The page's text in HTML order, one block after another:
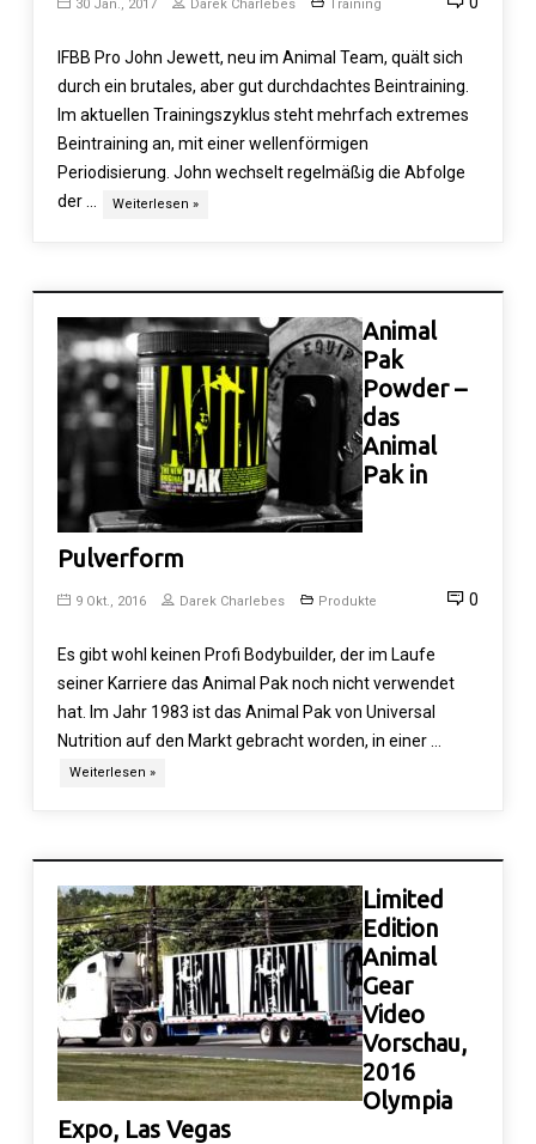
30 Jan., 2017 Darek Charlebes Training
IFBB Pro John Jewett, neu im Animal Team, quält sich
durch ein brutales, aber gut durchdachtes Beintraining.
Im aktuellen Trainingszyklus steht mehrfach extremes
Beintraining an, mit einer wellenförmigen
Periodisierung. John wechselt regelmäßig die Abfolge
der …
Weiterlesen »
Animal
Pak
Powder –
das
Animal
Pak in
Pulverform
9 Okt., 2016 Darek Charlebes Produkte 0
Es gibt wohl keinen Profi Bodybuilder, der im Laufe
seiner Karriere das Animal Pak noch nicht verwendet
hat. Im Jahr 1983 ist das Animal Pak von Universal
Nutrition auf den Markt gebracht worden, in einer …
Weiterlesen »
Limited
Edition
Animal
Gear
Video
Vorschau,
2016
Olympia
Expo, Las Vegas